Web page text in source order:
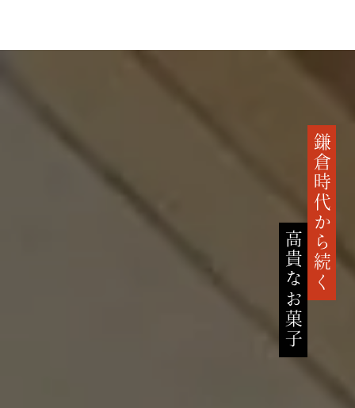
鎌倉時代から続く
高貴なお菓子